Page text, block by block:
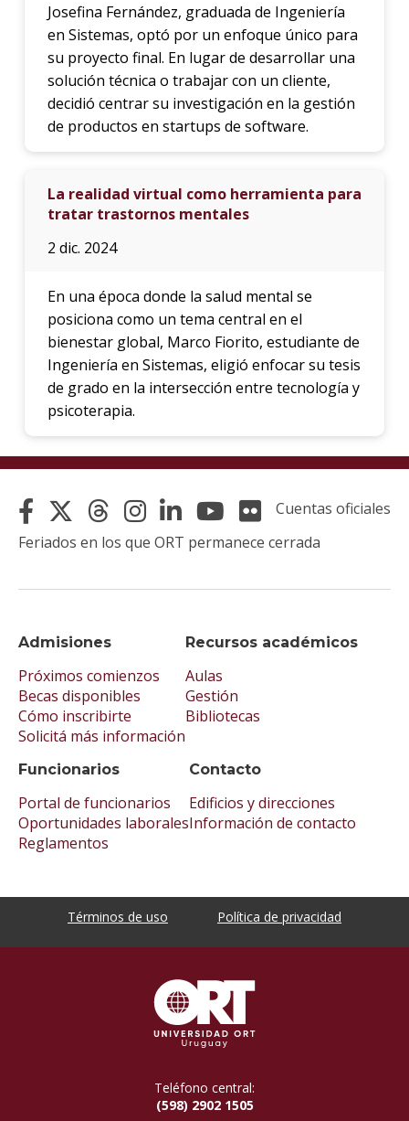
Josefina Fernández, graduada de Ingeniería
en Sistemas, optó por un enfoque único para
su proyecto final. En lugar de desarrollar una
solución técnica o trabajar con un cliente,
decidió centrar su investigación en la gestión
de productos en startups de software.
La realidad virtual como herramienta para
tratar trastornos mentales
2 dic. 2024
En una época donde la salud mental se
posiciona como un tema central en el
bienestar global, Marco Fiorito, estudiante de
Ingeniería en Sistemas, eligió enfocar su tesis
de grado en la intersección entre tecnología y
psicoterapia.
Admisiones
Próximos comienzos
Becas disponibles
Cómo inscribirte
Solicitá más información
Recursos académicos
Aulas
Gestión
Bibliotecas
Funcionarios
Portal de funcionarios
Oportunidades laborales
Reglamentos
Contacto
Edificios y direcciones
Información de contacto
Cuentas oficiales
Feriados en los que ORT permanece cerrada
Términos de uso Política de privacidad
Teléfono central:
(598) 2902 1505